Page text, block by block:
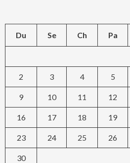
Du Se Ch Pa
2 3 4 5
9 10 11 12
16 17 18 19
23 24 25 26
30